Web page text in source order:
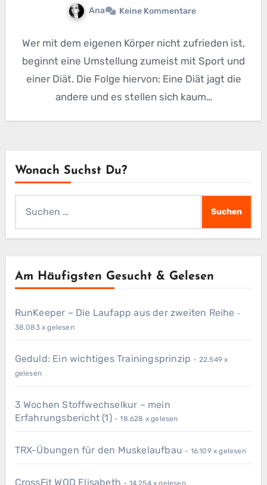
Ana Keine Kommentare
Wer mit dem eigenen Körper nicht zufrieden ist,
beginnt eine Umstellung zumeist mit Sport und
einer Diät. Die Folge hiervon: Eine Diät jagt die
andere und es stellen sich kaum…
Wonach Suchst Du?
nach:
Am Häufigsten Gesucht & Gelesen
RunKeeper – Die Laufapp aus der zweiten Reihe -
38.083 x gelesen
Geduld: Ein wichtiges Trainingsprinzip - 22.549 x
gelesen
3 Wochen Stoffwechselkur – mein
Erfahrungsbericht (1) - 18.628 x gelesen
TRX-Übungen für den Muskelaufbau - 16.109 x gelesen
CrossFit WOD Elisabeth - 14.254 x gelesen